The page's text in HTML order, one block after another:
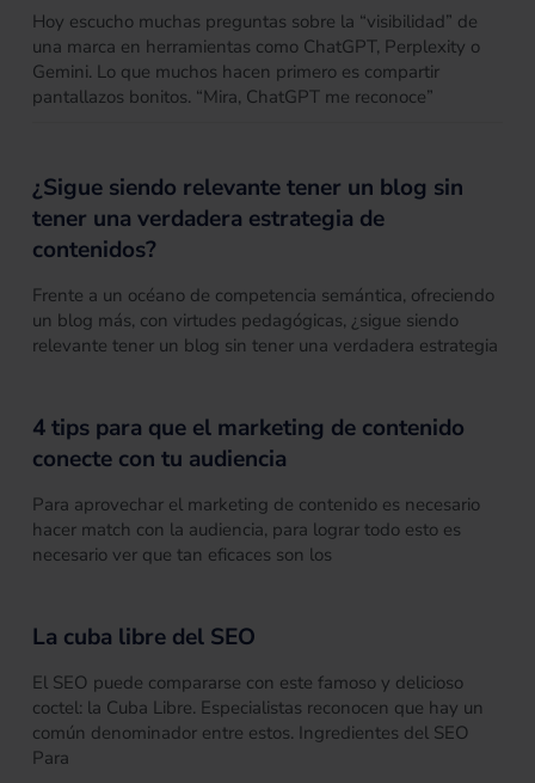
Hoy escucho muchas preguntas sobre la “visibilidad” de
una marca en herramientas como ChatGPT, Perplexity o
Gemini. Lo que muchos hacen primero es compartir
pantallazos bonitos. “Mira, ChatGPT me reconoce”
¿Sigue siendo relevante tener un blog sin
tener una verdadera estrategia de
contenidos?
Frente a un océano de competencia semántica, ofreciendo
un blog más, con virtudes pedagógicas, ¿sigue siendo
relevante tener un blog sin tener una verdadera estrategia
4 tips para que el marketing de contenido
conecte con tu audiencia
Para aprovechar el marketing de contenido es necesario
hacer match con la audiencia, para lograr todo esto es
necesario ver que tan eficaces son los
La cuba libre del SEO
El SEO puede compararse con este famoso y delicioso
coctel: la Cuba Libre. Especialistas reconocen que hay un
común denominador entre estos. Ingredientes del SEO
Para